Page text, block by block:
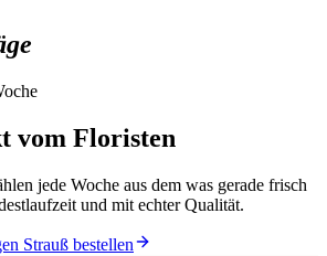
vom Floristen
jede Woche aus dem was gerade frisch
und mit echter Qualität.
Strauß bestellen